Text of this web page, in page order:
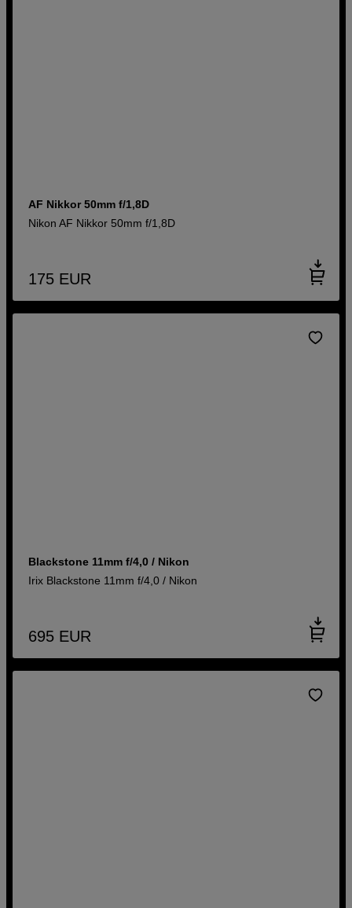
AF Nikkor 50mm f/1,8D
Nikon AF Nikkor 50mm f/1,8D
175 EUR
Blackstone 11mm f/4,0 / Nikon
Irix Blackstone 11mm f/4,0 / Nikon
695 EUR